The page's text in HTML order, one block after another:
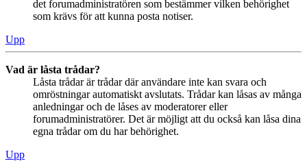
det forumadministratören som bestämmer vilken behörighet
som krävs för att kunna posta notiser.
Upp
Vad är låsta trådar?
Låsta trådar är trådar där användare inte kan svara och
omröstningar automatiskt avslutats. Trådar kan låsas av många
anledningar och de låses av moderatorer eller
forumadministratörer. Det är möjligt att du också kan låsa dina
egna trådar om du har behörighet.
Upp